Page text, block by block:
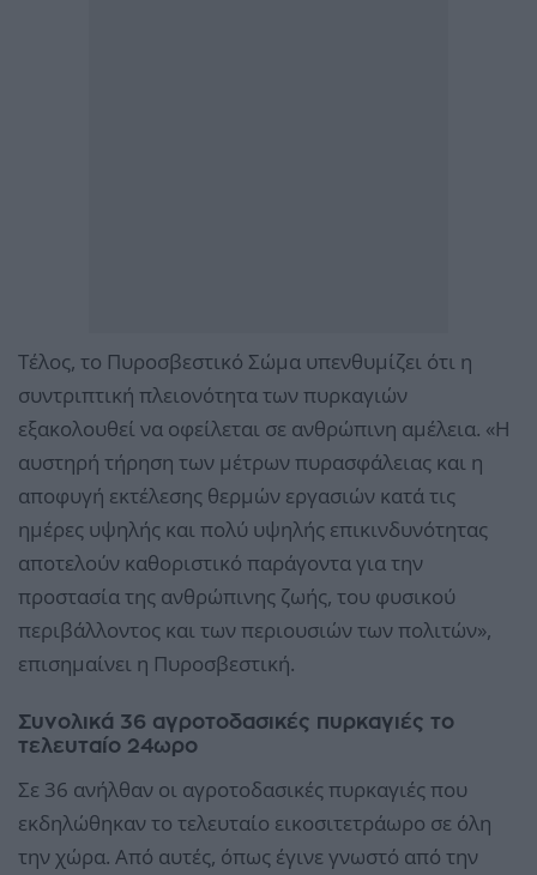
Τέλος, το Πυροσβεστικό Σώμα υπενθυμίζει ότι η
συντριπτική πλειονότητα των πυρκαγιών
εξακολουθεί να οφείλεται σε ανθρώπινη αμέλεια. «Η
αυστηρή τήρηση των μέτρων πυρασφάλειας και η
αποφυγή εκτέλεσης θερμών εργασιών κατά τις
ημέρες υψηλής και πολύ υψηλής επικινδυνότητας
αποτελούν καθοριστικό παράγοντα για την
προστασία της ανθρώπινης ζωής, του φυσικού
περιβάλλοντος και των περιουσιών των πολιτών»,
επισημαίνει η Πυροσβεστική.
Συνολικά 36 αγροτοδασικές πυρκαγιές το
τελευταίο 24ωρο
Σε 36 ανήλθαν οι αγροτοδασικές πυρκαγιές που
εκδηλώθηκαν το τελευταίο εικοσιτετράωρο σε όλη
την χώρα. Από αυτές, όπως έγινε γνωστό από την